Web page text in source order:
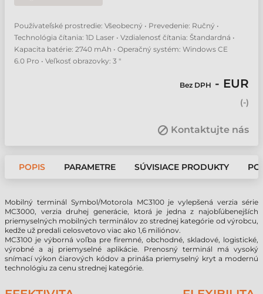
Používateľské prostredie: Všeobecný • Prevedenie: Ručný •
Technológia čítania: 1D Laser • Vzdialenosť čítania: Štandardná •
Kapacita batérie: 2740 mAh • Operačný systém: Windows CE
6.0 Pro • Veľkosť obrazovky: 3 "
Bez DPH - EUR
(-)
Kontaktujte nás
POPIS PARAMETRE SÚVISIACE PRODUKTY
Mobilný terminál Symbol/Motorola MC3100 je vylepšená verzia série
MC3000, verzia druhej generácie, ktorá je jedna z najobľúbenejších
priemyselných mobilných terminálov zo strednej kategórie od výrobcu,
kedže už predali celosvetovo viac ako 1,6 miliónov.
MC3100 je výborná voľba pre firemné, obchodné, skladové, logistické,
výrobné a aj priemyselné aplikácie. Prenosný terminál má vysoký
snímací výkon čiarových kódov a prináša priemyselný kryt a modernú
technológiu za cenu strednej kategórie.